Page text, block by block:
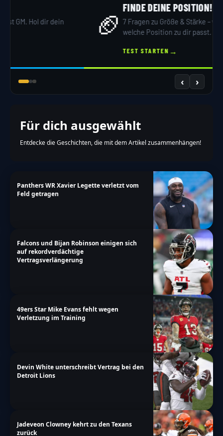
🏟️
DRAFT SIMULATOR
32 Teams, 7 Runden – du bist GM. Hol dir dein
‹ ›
Für dich ausgewählt
Entdecke die Geschichten, die mit dem Artikel zusammenhängen!
Panthers WR Xavier Legette verletzt vom
Feld getragen
Falcons und Bijan Robinson einigen sich
auf rekordverdächtige
Vertragsverlängerung
49ers Star Mike Evans fehlt wegen
Verletzung im Training
Devin White unterschreibt Vertrag bei den
Detroit Lions
Jadeveon Clowney kehrt zu den Texans
zurück